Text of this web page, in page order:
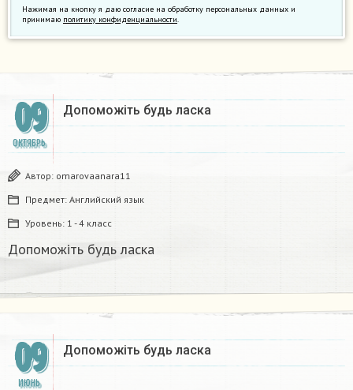
Нажимая на кнопку я даю согласие на обработку персональных данных и
принимаю политику конфиденциальности.
09
ОКТЯБРЬ
Допоможіть будь ласка​
Автор: omarovaanara11
Предмет: Английский язык
Уровень: 1 - 4 класс
Допоможіть будь ласка​
09
ИЮНЬ
Допоможіть будь ласка​